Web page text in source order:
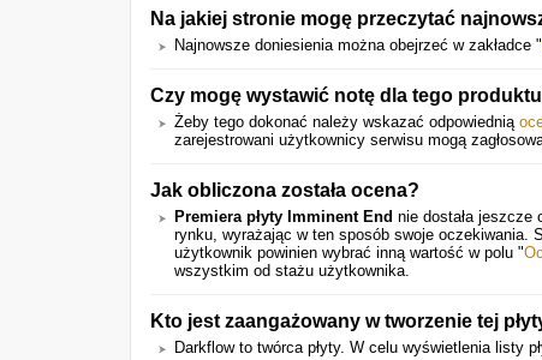
Na jakiej stronie mogę przeczytać
Najnowsze doniesienia można obejrzeć w zakładce "
Czy mogę wystawić notę dla tego
Żeby tego dokonać należy wskazać odpowiednią
zarejestrowani użytkownicy serwisu mogą
Jak obliczona została ocena?
Premiera płyty Imminent End nie dostała jeszcze
rynku, wyrażając w ten sposób swoje oczekiwania.
użytkownik powinien wybrać inną wartość w polu "
wszystkim od stażu użytkownika.
Kto jest zaangażowany w tworzenie tej
Darkflow to twórca płyty. W celu wyświetlenia listy